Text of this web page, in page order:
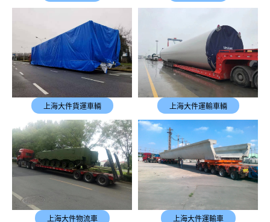
上海大件貨運車輛 上海大件運輸車輛
上海大件物流車 上海大件運輸車